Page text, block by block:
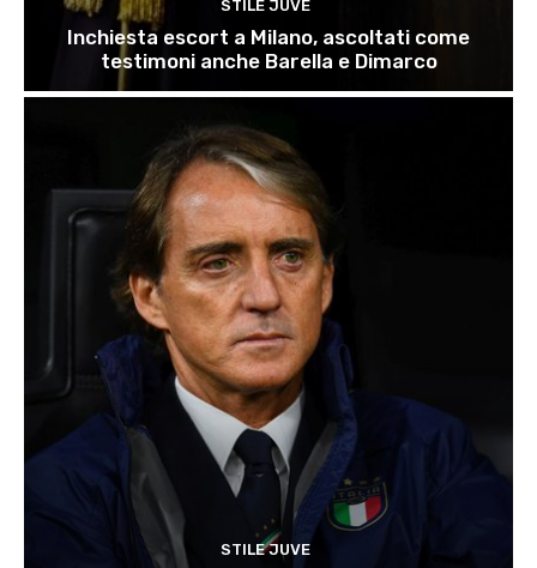
STILE JUVE
Inchiesta escort a Milano, ascoltati come
testimoni anche Barella e Dimarco
STILE JUVE